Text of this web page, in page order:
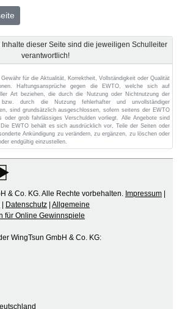
Inhalte dieser Seite sind die jeweiligen Schulleiter
verantwortlich!
für die Aktualität, Korrektheit, Vollständigkeit oder Qualität
Haftungsansprüche gegen die EWTO, welche sich auf
Art beziehen, die durch die Nutzung oder Nichtnutzung der
bzw. durch die Nutzung fehlerhafter und unvollständiger
sind grundsätzlich ausgeschlossen, sofern seitens der EWTO
oder grob fahrlässiges Verschulden vorliegt. Alle Angebote sind
EWTO behält es sich ausdrücklich vor, Teile der Seiten oder
Ankündigung zu verändern, zu ergänzen, zu löschen oder
endgültig einzustellen.
& Co. KG. Alle Rechte vorbehalten. Impressum
Datenschutz Allgemeine
für Online Gewinnspiele
WingTsun GmbH & Co. KG: